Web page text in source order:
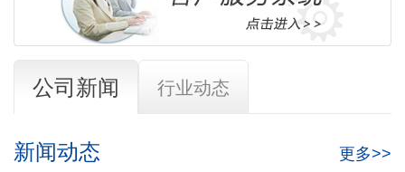
2021年09月
2021年9月公司与西北工业大学达成合作，使用先极大学生创新
2021年04月
2021年4月公司与北京理工大学达成合作，使用先极大学生创新
2020年12月
2020年12月公司与教育部高等教育司达成合作，承接研发现代
公司新闻 行业动态
新闻动态 更多>>